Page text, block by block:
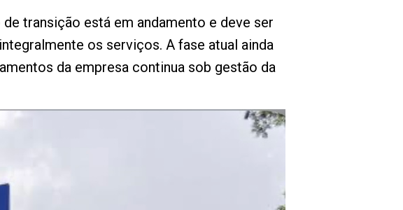
transição está em andamento e deve ser
os serviços. A fase atual ainda
da empresa continua sob gestão da